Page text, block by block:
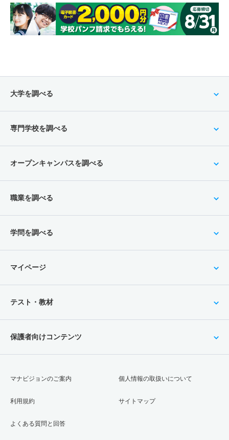
大学を調べる
専門学校を調べる
オープンキャンパスを調べる
職業を調べる
学問を調べる
マイページ
テスト・教材
保護者向けコンテンツ
マナビジョンのご案内
利用規約
よくある質問と回答
個人情報の取扱いについて
サイトマップ